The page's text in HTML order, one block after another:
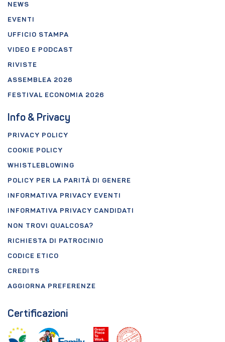
NEWS
EVENTI
UFFICIO STAMPA
VIDEO E PODCAST
RIVISTE
ASSEMBLEA 2026
FESTIVAL ECONOMIA 2026
Info & Privacy
PRIVACY POLICY
COOKIE POLICY
WHISTLEBLOWING
POLICY PER LA PARITÀ DI GENERE
INFORMATIVA PRIVACY EVENTI
INFORMATIVA PRIVACY CANDIDATI
NON TROVI QUALCOSA?
RICHIESTA DI PATROCINIO
CODICE ETICO
CREDITS
AGGIORNA PREFERENZE
Certificazioni